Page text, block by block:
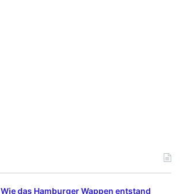
Wie das Hamburger Wappen entstand